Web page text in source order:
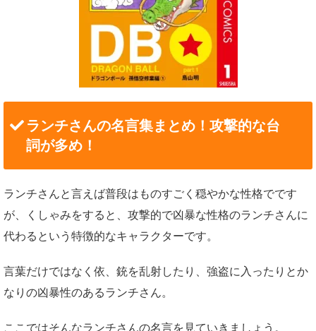
ランチさんの名言集まとめ！攻撃的な台
詞が多め！
ランチさんと言えば普段はものすごく穏やかな性格でです
が、くしゃみをすると、攻撃的で凶暴な性格のランチさんに
代わるという特徴的なキャラクターです。
言葉だけではなく依、銃を乱射したり、強盗に入ったりとか
なりの凶暴性のあるランチさん。
ここではそんなランチさんの名言を見ていきましょう。